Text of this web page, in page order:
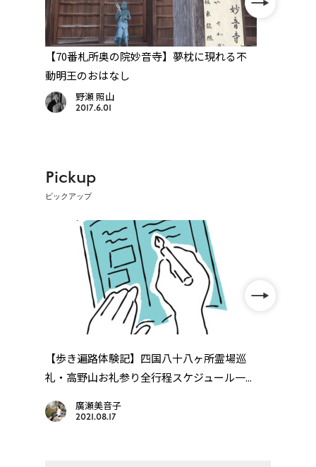
【70番札所奥の院妙音寺】夢枕に現れる不
動明王のおはなし
野瀬 照山
2017.6.01
Pickup
ピックアップ
【歩き遍路体験記】四国八十八ヶ所霊場巡
礼・高野山お礼参り全行程スケジュール一...
廣瀬美音子
2021.08.17